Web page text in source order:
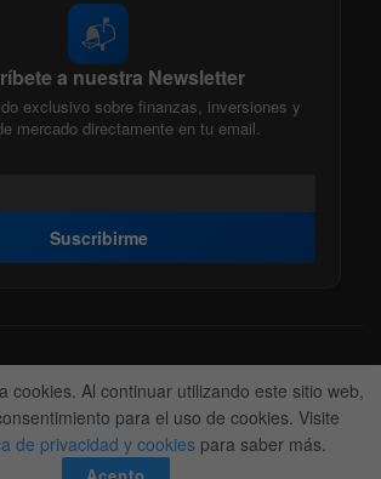
📬
a nuestra Newsletter
exclusivo sobre finanzas, inversiones y
mercado directamente en tu email.
Suscribirme
Politica Editorial
Nuestro Equipo
- Hecho porTeam DM. 😎
cookies. Al continuar utilizando este sitio web,
para el uso de cookies. Visite
de privacidad y cookies para saber más.